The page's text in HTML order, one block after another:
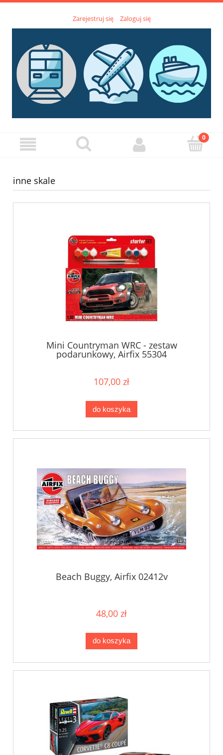
Zarejestruj się Zaloguj się
inne skale
Mini Countryman WRC - zestaw
podarunkowy, Airfix 55304
107,00 zł
do koszyka
Beach Buggy, Airfix 02412v
48,00 zł
do koszyka